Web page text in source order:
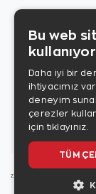
Zen
Bu web
Daha iyi bir
ihtiyacımız
deneyim
çerezler
için tıklayınız.
TÜM